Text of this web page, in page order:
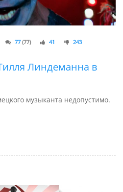
77 (77) 41 243
Линдеманна в
музыканта недопустимо.